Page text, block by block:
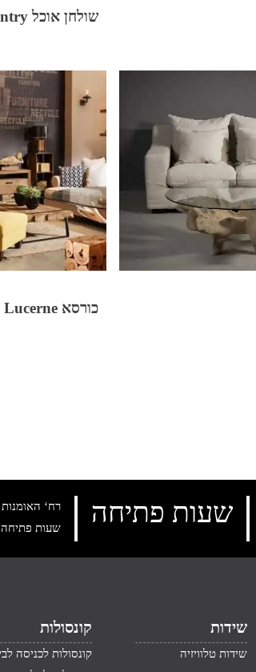
שולחן אוכל Country בעיצוב כפרי
כורסא Lucerne
רח‘ האומנות 20 , א.ת חדש נתניה, טלפון:
שעות פתיחה: א‘-ה‘ 10:00-18:00
שעות פתיחה
שידות
שידות טלוויזיה
קונסולות
קונסולות לכניסה